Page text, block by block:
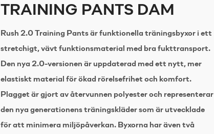
TRAINING PANTS DAM
Rush 2.0 Training Pants är funktionella träningsbyxor i ett
stretchigt, vävt funktionsmaterial med bra fukttransport.
Den nya 2.0-versionen är uppdaterad med ett nytt, mer
elastiskt material för ökad rörelsefrihet och komfort.
Plagget är gjort av återvunnen polyester och representerar
den nya generationens träningskläder som är utvecklade
för att minimera miljöpåverkan. Byxorna har även två